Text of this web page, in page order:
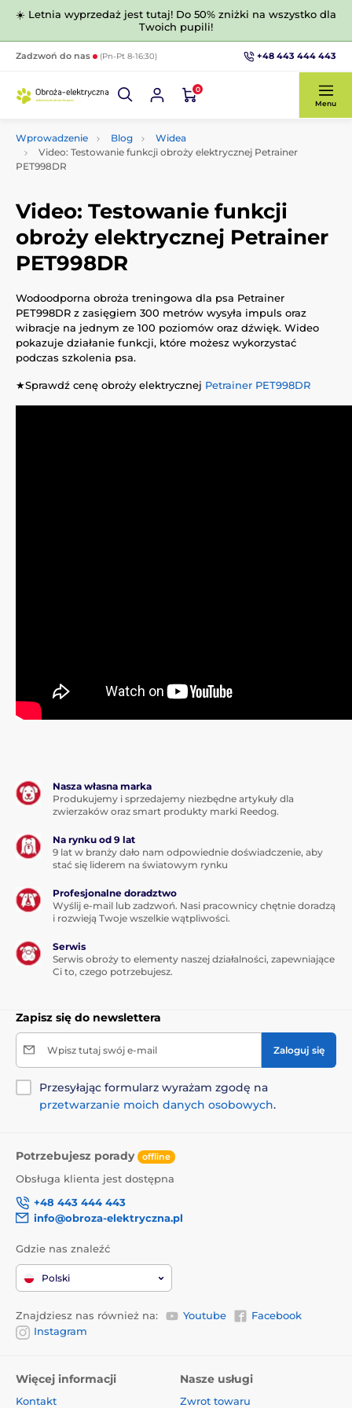
☀️ Letnia wyprzedaż jest tutaj! Do 50% zniżki na wszystko dla
Twoich pupili!
Zadzwoń do nas (Pn-Pt 8-16:30) +48 443 444 443
0
Menu
Wprowadzenie Blog
Widea
Video: Testowanie funkcji obroży elektrycznej Petrainer
PET998DR
Video: Testowanie funkcji
obroży elektrycznej Petrainer
PET998DR
Wodoodporna obroża treningowa dla psa Petrainer
PET998DR z zasięgiem 300 metrów wysyła impuls oraz
wibracje na jednym ze 100 poziomów oraz dźwięk. Wideo
pokazuje działanie funkcji, które możesz wykorzystać
podczas szkolenia psa.
★Sprawdź cenę obroży elektrycznej Petrainer PET998DR
Nasza własna marka
Produkujemy i sprzedajemy niezbędne artykuły dla
zwierzaków oraz smart produkty marki Reedog.
Na rynku od 9 lat
9 lat w branży dało nam odpowiednie doświadczenie, aby
stać się liderem na światowym rynku
Profesjonalne doradztwo
Wyślij e-mail lub zadzwoń. Nasi pracownicy chętnie doradzą
i rozwieją Twoje wszelkie wątpliwości.
Serwis
Serwis obroży to elementy naszej działalności, zapewniające
Ci to, czego potrzebujesz.
Zapisz się do newslettera
Wpisz tutaj swój e-mail Zaloguj się
Przesyłając formularz wyrażam zgodę na
przetwarzanie moich danych osobowych.
Potrzebujesz porady offline
Obsługa klienta jest dostępna
+48 443 444 443
info@obroza-elektryczna.pl
Gdzie nas znaleźć
Polski
Znajdziesz nas również na: Youtube
Facebook
Instagram
Więcej informacji
Kontakt
Nasze usługi
Zwrot towaru